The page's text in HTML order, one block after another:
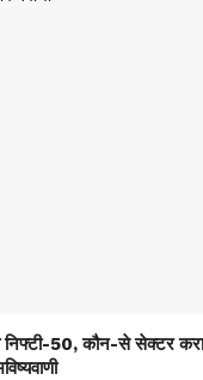
50, कौन-से सेक्‍टर